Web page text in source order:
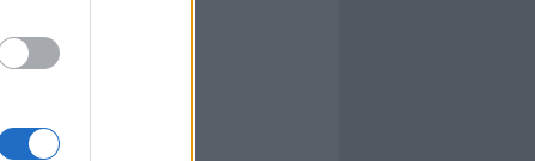
sorozat